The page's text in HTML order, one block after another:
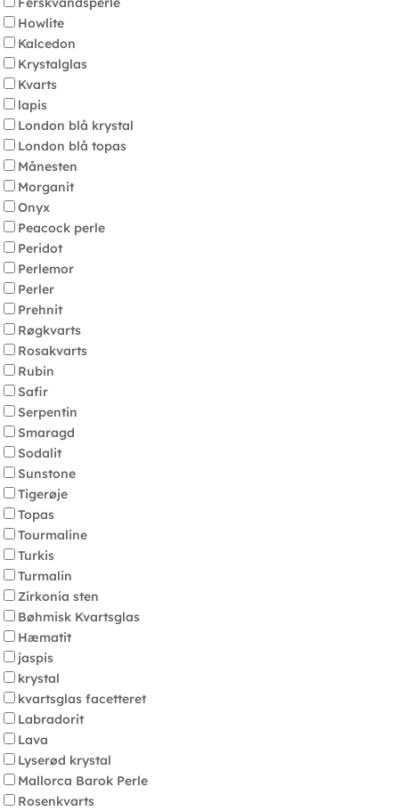
Howlite
Kalcedon
Krystalglas
Kvarts
lapis
London blå krystal
London blå topas
Månesten
Morganit
Onyx
Peacock perle
Peridot
Perlemor
Perler
Prehnit
Røgkvarts
Rosakvarts
Rubin
Safir
Serpentin
Smaragd
Sodalit
Sunstone
Tigerøje
Topas
Tourmaline
Turkis
Turmalin
Zirkonia sten
Bøhmisk Kvartsglas
Hæmatit
jaspis
krystal
kvartsglas facetteret
Labradorit
Lava
Lyserød krystal
Mallorca Barok Perle
Rosenkvarts